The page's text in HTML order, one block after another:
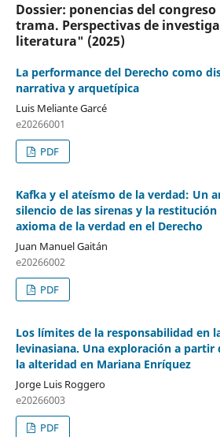
Dossier: ponencias del
trama. Perspectivas de
literatura" (2025)
La performance del Derecho como
narrativa y arquetípica
Luis Meliante Garcé
e20266001
PDF
Kafka y el ateísmo de la verdad: Un
silencio de las sirenas y la
axioma de la verdad en el Derecho
Juan Manuel Gaitán
e20266002
PDF
Los límites de la responsabilidad en
levinasiana. Una exploración a partir
la alteridad en Mariana Enríquez
Jorge Luis Roggero
e20266003
PDF